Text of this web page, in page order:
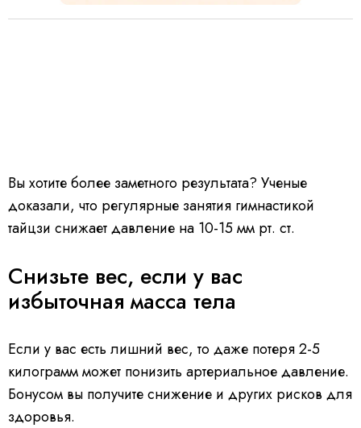
Вы хотите более заметного результата? Ученые
доказали, что регулярные занятия гимнастикой
тайцзи снижает давление на 10-15 мм рт. ст.
Снизьте вес, если у вас
избыточная масса тела
Если у вас есть лишний вес, то даже потеря 2-5
килограмм может понизить артериальное давление.
Бонусом вы получите снижение и других рисков для
здоровья.